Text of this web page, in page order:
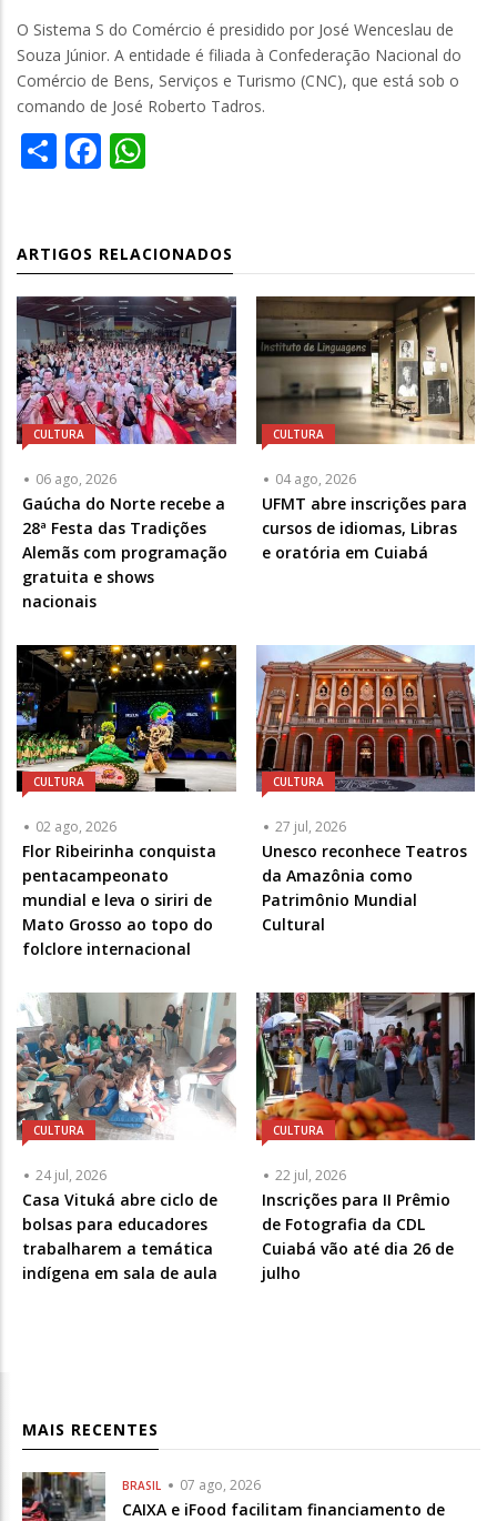
O Sistema S do Comércio é presidido por José Wenceslau de
Souza Júnior. A entidade é filiada à Confederação Nacional do
Comércio de Bens, Serviços e Turismo (CNC), que está sob o
comando de José Roberto Tadros.
ShareFacebook
ARTIGOS RELACIONADOS
CULTURA
06 ago, 2026
Gaúcha do Norte recebe a
28ª Festa das Tradições
Alemãs com programação
gratuita e shows
nacionais
CULTURA
04 ago, 2026
UFMT abre inscrições para
cursos de idiomas, Libras
e oratória em Cuiabá
CULTURA
02 ago, 2026
Flor Ribeirinha conquista
pentacampeonato
mundial e leva o siriri de
Mato Grosso ao topo do
folclore internacional
CULTURA
27 jul, 2026
Unesco reconhece Teatros
da Amazônia como
Patrimônio Mundial
Cultural
CULTURA
24 jul, 2026
Casa Vituká abre ciclo de
bolsas para educadores
trabalharem a temática
indígena em sala de aula
CULTURA
22 jul, 2026
Inscrições para II Prêmio
de Fotografia da CDL
Cuiabá vão até dia 26 de
julho
MAIS RECENTES
BRASIL 07 ago, 2026
CAIXA e iFood facilitam financiamento de